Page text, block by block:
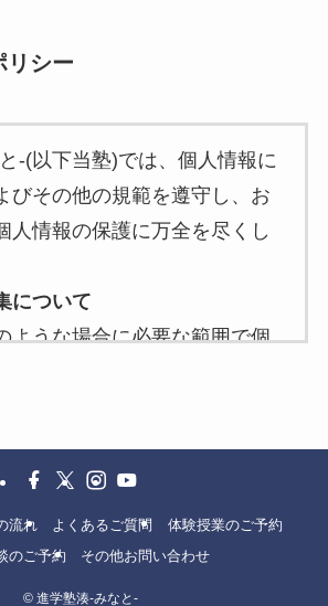
リシー
-(以下当塾)では、個人情報に
びその他の規範を遵守し、お
人情報の保護に万全を尽くし
について
ような場合に必要な範囲で個
目的について
から収集した個人情報を次の
します。
絡のため
流れ よくあるご質問
体験授業のご予約
のご予約
その他お問い合わせ
© 進学塾湊-みなと-